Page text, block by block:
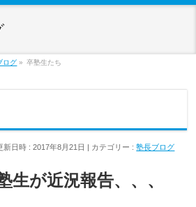
ログ » 卒塾生たち
新日時 : 2017年8月21日 カテゴリー :塾長ブログ
生が近況報告、、、